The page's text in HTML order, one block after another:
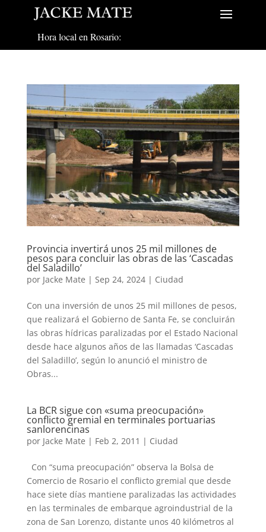
Hora local en Rosario:
Provincia invertirá unos 25 mil millones de
pesos para concluir las obras de las ‘Cascadas
del Saladillo’
por Jacke Mate | Sep 24, 2024| Ciudad
Con una inversión de unos 25 mil millones de pesos,
que realizará el Gobierno de Santa Fe, se concluirán
las obras hídricas paralizadas por el Estado Nacional
desde hace algunos años de las llamadas ‘Cascadas
del Saladillo’, según lo anunció el ministro de
Obras...
La BCR sigue con «suma preocupación»
conflicto gremial en terminales portuarias
sanlorencinas
por Jacke Mate | Feb 2, 2011 | Ciudad
Con “suma preocupación” observa la Bolsa de
Comercio de Rosario el conflicto gremial que desde
hace siete días mantiene paralizadas las actividades
en las terminales de embarque agroindustrial de la
zona de San Lorenzo, distante unos 40 kilómetros al